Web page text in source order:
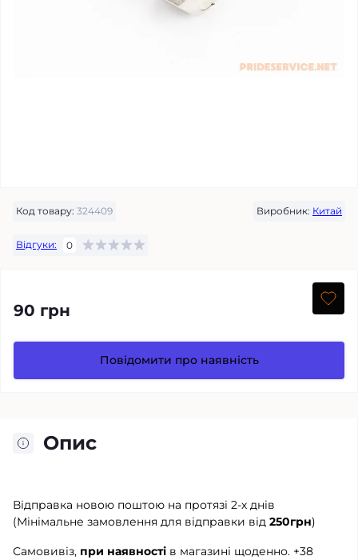
Код товару: 324409 Виробник: Китай
Відгуки: 0
90 грн
Повідомити про наявність
Опис
Відправка новою поштою на протязі 2-х днів
(Мінімальне замовлення для відправки від 250грн)
Самовивіз, при наявності в магазині щоденно. +38